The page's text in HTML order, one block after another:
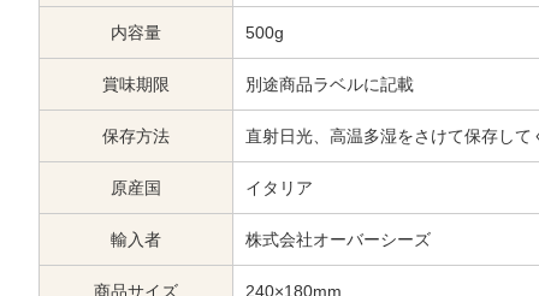
内容量 500g
賞味期限 別途商品ラベルに記載
保存方法 直射日光、高温多湿をさけて保存して
原産国 イタリア
輸入者 株式会社オーバーシーズ
商品サイズ 240×180mm